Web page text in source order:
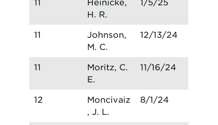
11
Heinicke,
H. R.
1/5/25
11
Johnson,
M. C.
12/13/24
11
Moritz, C.
E.
11/16/24
12
Moncivaiz
, J. L.
8/1/24